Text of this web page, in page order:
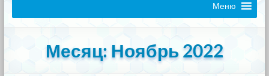
Меню
Месяц: Ноябрь 2022